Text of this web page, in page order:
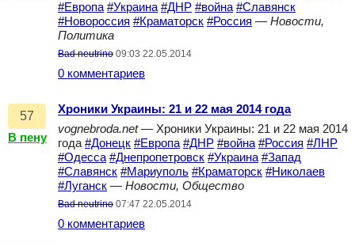
#Европа #Украина #ДНР #война #Славянск
#Новороссия #Краматорск #Россия — Новости,
Политика
Bad neutrino 09:03 22.05.2014
0 комментариев
57
В пену
Хроники Украины: 21 и 22 мая 2014 года
vognebroda.net— Хроники Украины: 21 и 22 мая 2014
года #Донецк #Европа #ДНР #война #Россия #ЛНР
#Одесса #Днепропетровск #Украина #Запад
#Славянск #Мариуполь #Краматорск #Николаев
#Луганск — Новости, Общество
Bad neutrino 07:47 22.05.2014
0 комментариев